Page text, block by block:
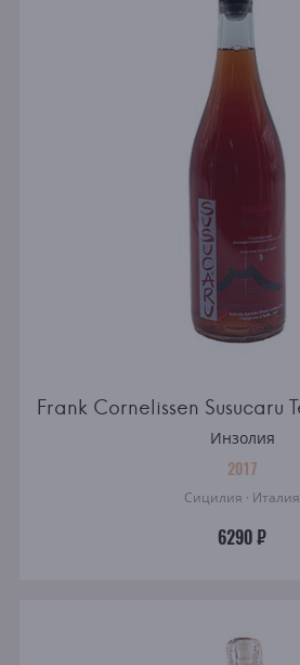
Инзолия
2017
Сицилия · Италия
6290 ₽